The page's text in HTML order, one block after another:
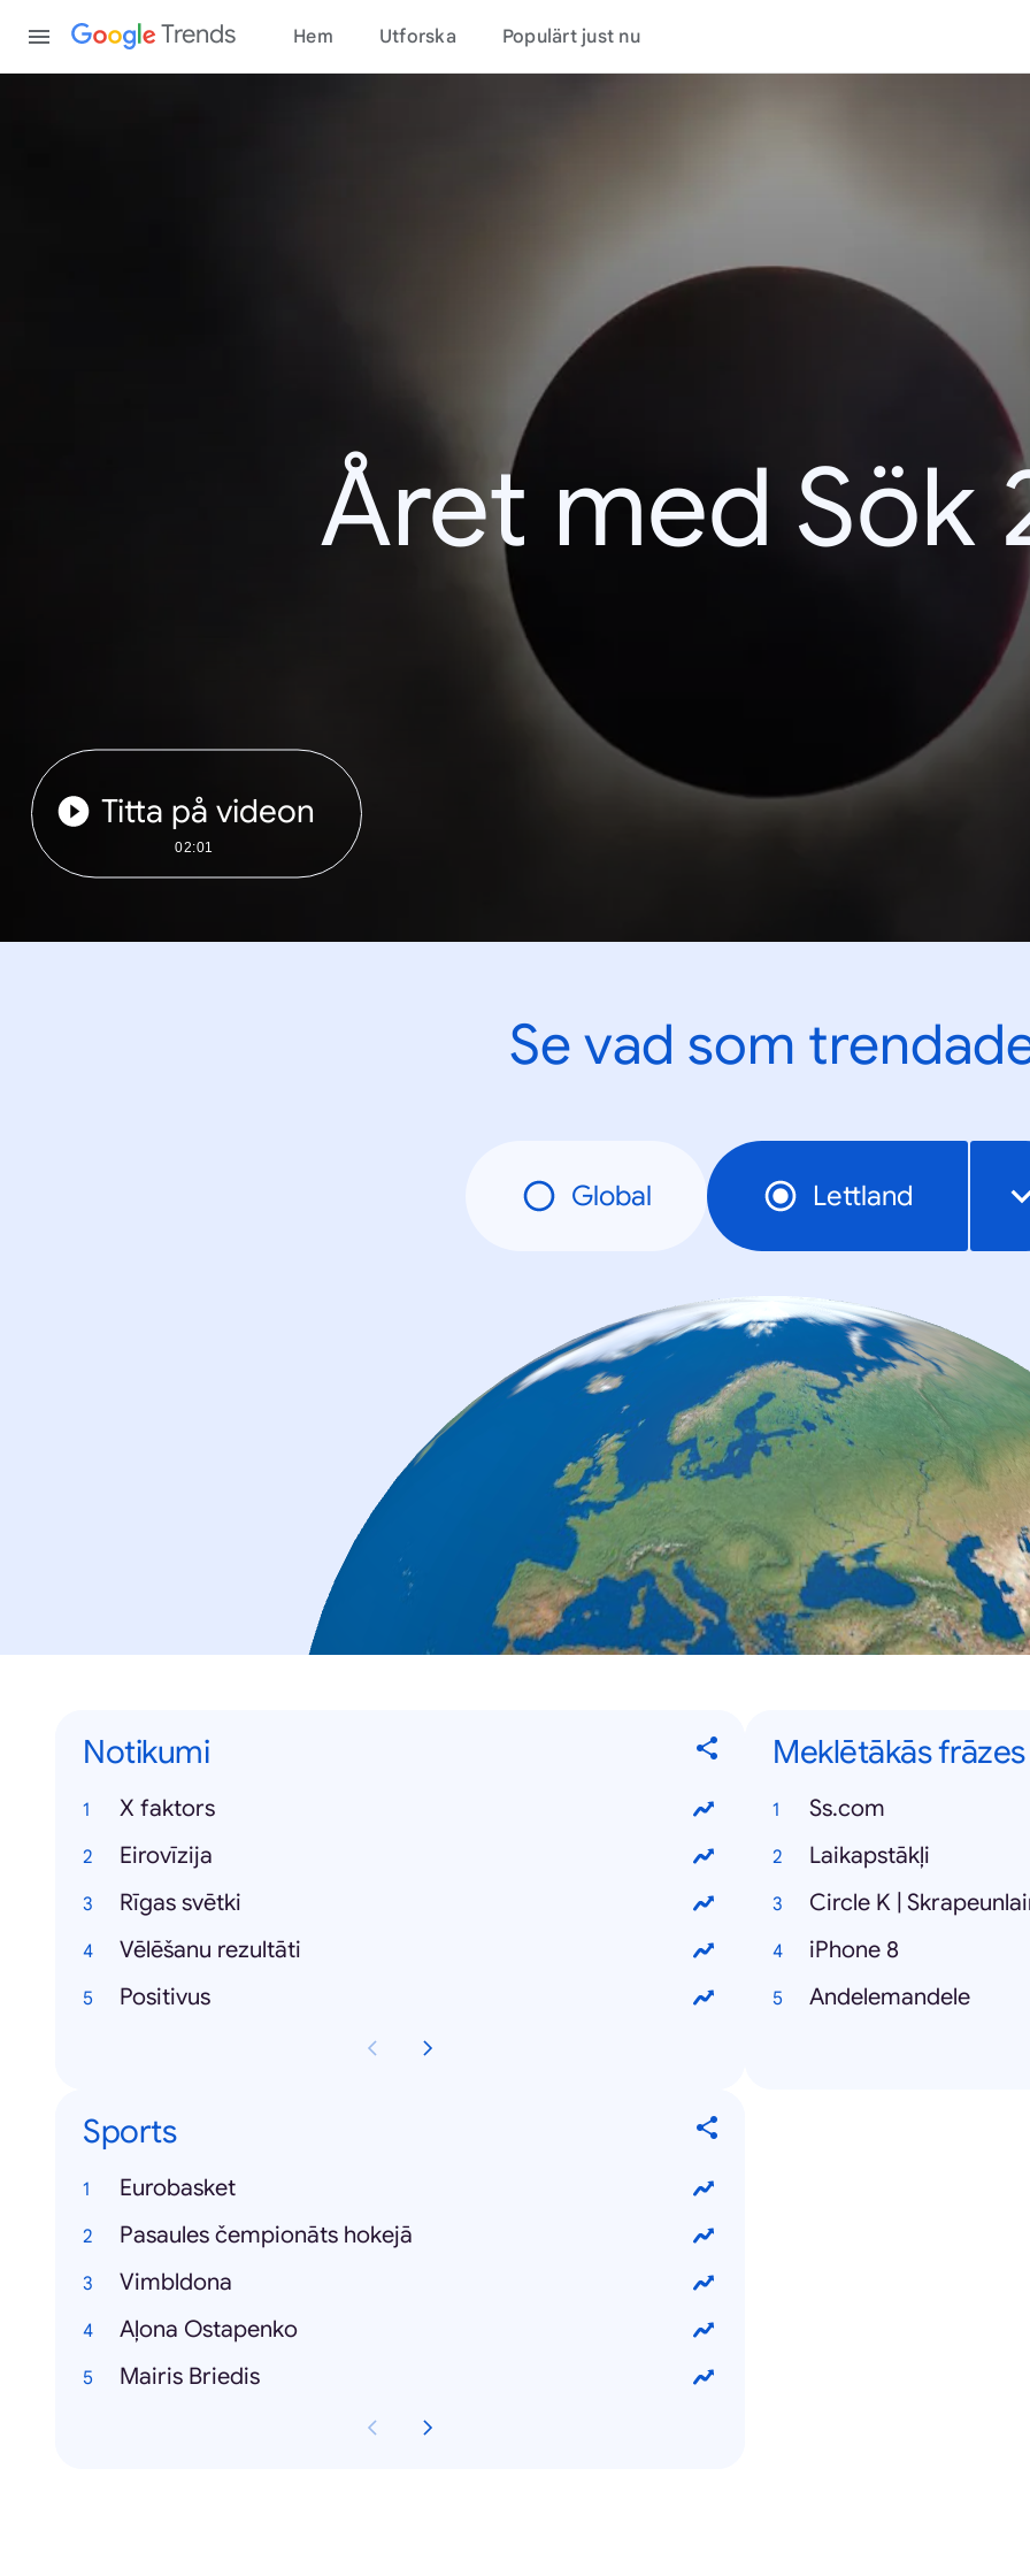
Trends Hem Utforska Populärt just nu
Året med Sök
Titta på videon
02:01
Se vad som
Global Lettland
Notikumi
X faktors
Eirovīzija
Rīgas svētki
Vēlēšanu rezultāti
Positivus
Meklētākās frāzes
Ss.com
Laikapstākļi
Circle K |
iPhone 8
Andelemandele
Sports
Eurobasket
Pasaules čempionāts hokejā
Vimbldona
Aļona Ostapenko
Mairis Briedis